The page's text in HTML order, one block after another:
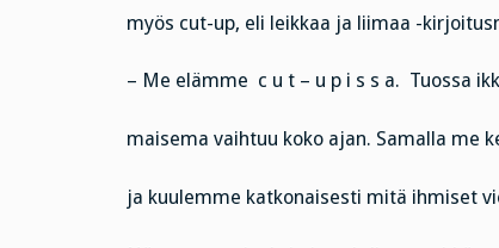
myös cut-up, eli leikkaa ja liimaa -
– Me elämme c u t – u p i s s a. Tuossa
maisema vaihtuu koko ajan. Samalla me
ja kuulemme katkonaisesti mitä ihmiset